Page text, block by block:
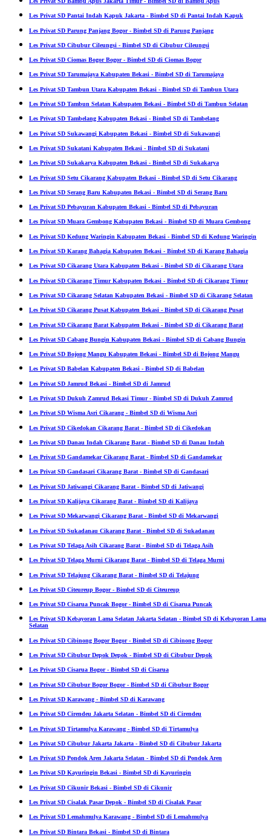
Les Privat SD Pantai Indah Kapuk Jakarta - Bimbel SD di Pantai Indah Kapuk
Les Privat SD Parung Panjang Bogor - Bimbel SD di Parung Panjang
Les Privat SD Cibubur Cileungsi - Bimbel SD di Cibubur Cileungsi
Les Privat SD Ciomas Bogor Bogor - Bimbel SD di Ciomas Bogor
Les Privat SD Tarumajaya Kabupaten Bekasi - Bimbel SD di Tarumajaya
Les Privat SD Tambun Utara Kabupaten Bekasi - Bimbel SD di Tambun Utara
Les Privat SD Tambun Selatan Kabupaten Bekasi - Bimbel SD di Tambun Selatan
Les Privat SD Tambelang Kabupaten Bekasi - Bimbel SD di Tambelang
Les Privat SD Sukawangi Kabupaten Bekasi - Bimbel SD di Sukawangi
Les Privat SD Sukatani Kabupaten Bekasi - Bimbel SD di Sukatani
Les Privat SD Sukakarya Kabupaten Bekasi - Bimbel SD di Sukakarya
Les Privat SD Setu Cikarang Kabupaten Bekasi - Bimbel SD di Setu Cikarang
Les Privat SD Serang Baru Kabupaten Bekasi - Bimbel SD di Serang Baru
Les Privat SD Pebayuran Kabupaten Bekasi - Bimbel SD di Pebayuran
Les Privat SD Muara Gembong Kabupaten Bekasi - Bimbel SD di Muara Gembong
Les Privat SD Kedung Waringin Kabupaten Bekasi - Bimbel SD di Kedung Waringin
Les Privat SD Karang Bahagia Kabupaten Bekasi - Bimbel SD di Karang Bahagia
Les Privat SD Cikarang Utara Kabupaten Bekasi - Bimbel SD di Cikarang Utara
Les Privat SD Cikarang Timur Kabupaten Bekasi - Bimbel SD di Cikarang Timur
Les Privat SD Cikarang Selatan Kabupaten Bekasi - Bimbel SD di Cikarang Selatan
Les Privat SD Cikarang Pusat Kabupaten Bekasi - Bimbel SD di Cikarang Pusat
Les Privat SD Cikarang Barat Kabupaten Bekasi - Bimbel SD di Cikarang Barat
Les Privat SD Cabang Bungin Kabupaten Bekasi - Bimbel SD di Cabang Bungin
Les Privat SD Bojong Mangu Kabupaten Bekasi - Bimbel SD di Bojong Mangu
Les Privat SD Babelan Kabupaten Bekasi - Bimbel SD di Babelan
Les Privat SD Jamrud Bekasi - Bimbel SD di Jamrud
Les Privat SD Dukuh Zamrud Bekasi Timur - Bimbel SD di Dukuh Zamrud
Les Privat SD Wisma Asri Cikarang - Bimbel SD di Wisma Asri
Les Privat SD Cikedokan Cikarang Barat - Bimbel SD di Cikedokan
Les Privat SD Danau Indah Cikarang Barat - Bimbel SD di Danau Indah
Les Privat SD Gandamekar Cikarang Barat - Bimbel SD di Gandamekar
Les Privat SD Gandasari Cikarang Barat - Bimbel SD di Gandasari
Les Privat SD Jatiwangi Cikarang Barat - Bimbel SD di Jatiwangi
Les Privat SD Kalijaya Cikarang Barat - Bimbel SD di Kalijaya
Les Privat SD Mekarwangi Cikarang Barat - Bimbel SD di Mekarwangi
Les Privat SD Sukadanau Cikarang Barat - Bimbel SD di Sukadanau
Les Privat SD Telaga Asih Cikarang Barat - Bimbel SD di Telaga Asih
Les Privat SD Telaga Murni Cikarang Barat - Bimbel SD di Telaga Murni
Les Privat SD Telajung Cikarang Barat - Bimbel SD di Telajung
Les Privat SD Citeureup Bogor - Bimbel SD di Citeureup
Les Privat SD Cisarua Puncak Bogor - Bimbel SD di Cisarua Puncak
Les Privat SD Kebayoran Lama Selatan Jakarta Selatan - Bimbel SD di Kebayoran Lama
Selatan
Les Privat SD Cibinong Bogor Bogor - Bimbel SD di Cibinong Bogor
Les Privat SD Cibubur Depok Depok - Bimbel SD di Cibubur Depok
Les Privat SD Cisarua Bogor - Bimbel SD di Cisarua
Les Privat SD Cibubur Bogor Bogor - Bimbel SD di Cibubur Bogor
Les Privat SD Karawang - Bimbel SD di Karawang
Les Privat SD Cirendeu Jakarta Selatan - Bimbel SD di Cirendeu
Les Privat SD Tirtamulya Karawang - Bimbel SD di Tirtamulya
Les Privat SD Cibubur Jakarta Jakarta - Bimbel SD di Cibubur Jakarta
Les Privat SD Pondok Aren Jakarta Selatan - Bimbel SD di Pondok Aren
Les Privat SD Kayuringin Bekasi - Bimbel SD di Kayuringin
Les Privat SD Cikunir Bekasi - Bimbel SD di Cikunir
Les Privat SD Cisalak Pasar Depok - Bimbel SD di Cisalak Pasar
Les Privat SD Lemahmulya Karawang - Bimbel SD di Lemahmulya
Les Privat SD Bintara Bekasi - Bimbel SD di Bintara